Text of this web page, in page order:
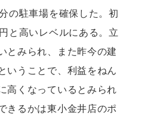
の駐車場を確保した。初
と高いレベルにある。立
とみられ、また昨今の建
いうことで、利益をねん
高くなっているとみられ
きるかは東小金井店のポ